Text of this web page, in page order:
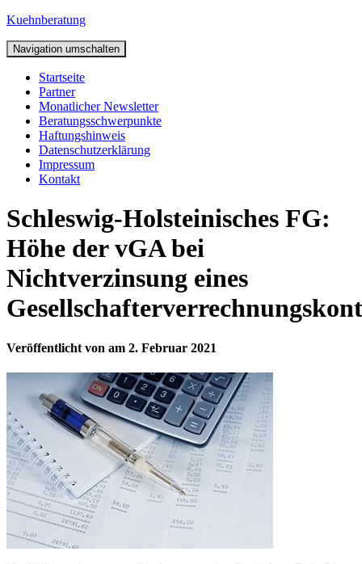
Kuehnberatung
Navigation umschalten
Startseite
Partner
Monatlicher Newsletter
Beratungsschwerpunkte
Haftungshinweis
Datenschutzerklärung
Impressum
Kontakt
Schleswig-Holsteinisches FG:
Höhe der vGA bei
Nichtverzinsung eines
Veröffentlicht von am 2. Februar 2021